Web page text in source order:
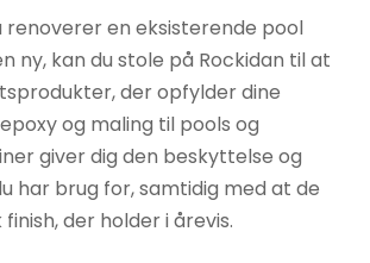
renoverer en eksisterende pool
ny, kan du stole på Rockidan til at
der opfylder dine
og maling til pools og
giver dig den beskyttelse og
har brug for, samtidig med at de
der holder i årevis.